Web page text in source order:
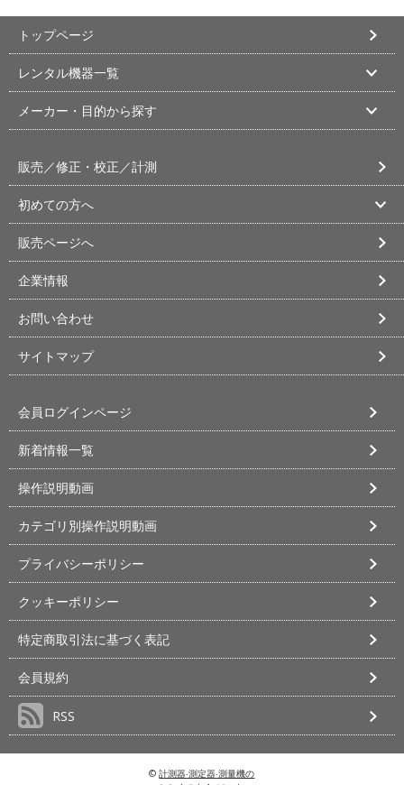
トップページ
レンタル機器一覧
メーカー・目的から探す
販売／修正・校正／計測
初めての方へ
販売ページへ
企業情報
お問い合わせ
サイトマップ
会員ログインページ
新着情報一覧
操作説明動画
カテゴリ別操作説明動画
プライバシーポリシー
クッキーポリシー
特定商取引法に基づく表記
会員規約
RSS
©計測器‧測定器‧測量機の